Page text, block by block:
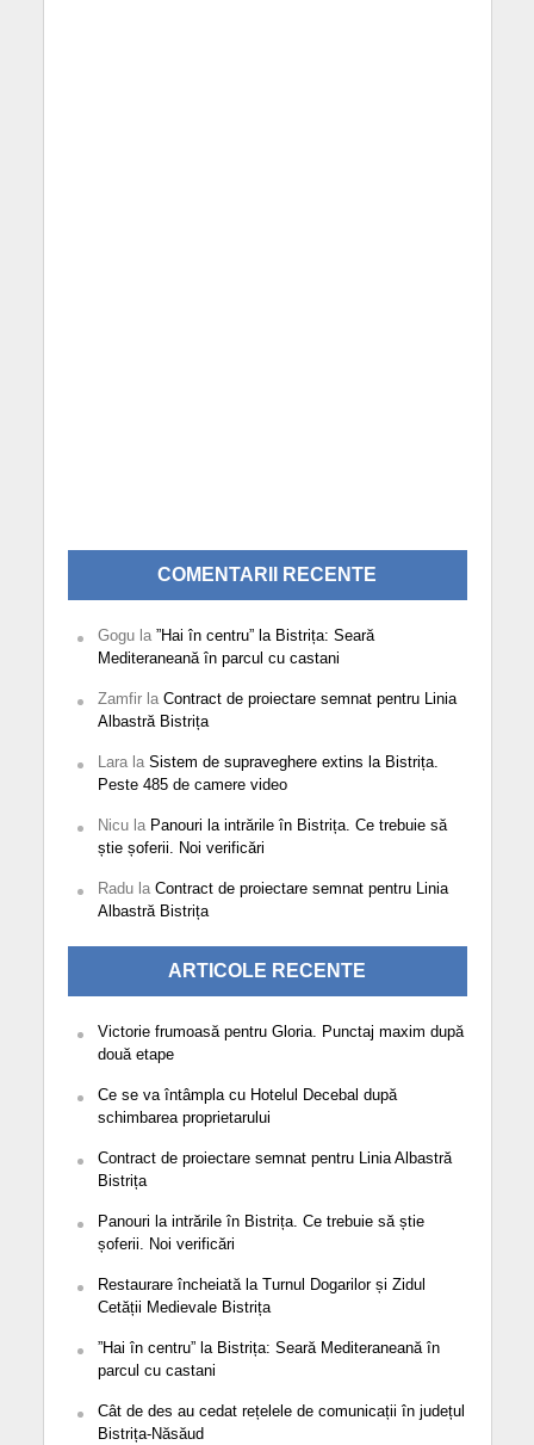
COMENTARII RECENTE
Gogula ”Hai în centru” la Bistrița: Seară
Mediteraneană în parcul cu castani
Zamfirla Contract de proiectare semnat pentru Linia
Albastră Bistrița
Larala Sistem de supraveghere extins la Bistrița.
Peste 485 de camere video
Nicula Panouri la intrările în Bistrița. Ce trebuie să
știe șoferii. Noi verificări
Radula Contract de proiectare semnat pentru Linia
Albastră Bistrița
ARTICOLE RECENTE
Victorie frumoasă pentru Gloria. Punctaj maxim după
două etape
Ce se va întâmpla cu Hotelul Decebal după
schimbarea proprietarului
Contract de proiectare semnat pentru Linia Albastră
Bistrița
Panouri la intrările în Bistrița. Ce trebuie să știe
șoferii. Noi verificări
Restaurare încheiată la Turnul Dogarilor și Zidul
Cetății Medievale Bistrița
”Hai în centru” la Bistrița: Seară Mediteraneană în
parcul cu castani
Cât de des au cedat rețelele de comunicații în județul
Bistrița-Năsăud